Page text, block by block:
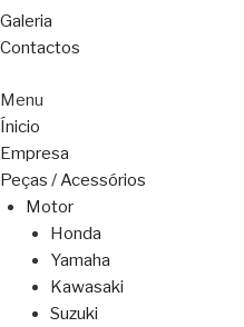
Galeria
Contactos
Menu
Ínicio
Empresa
Peças / Acessórios
Motor
Honda
Yamaha
Kawasaki
Suzuki